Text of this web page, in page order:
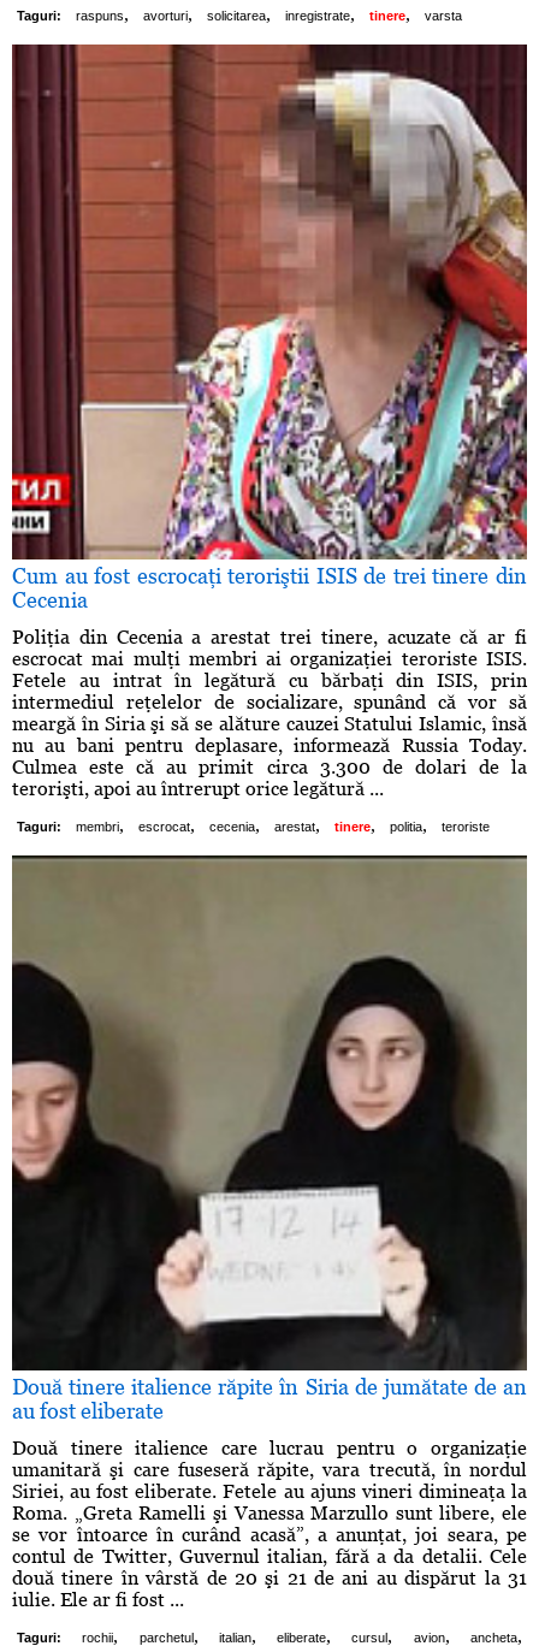
Taguri: raspuns, avorturi, solicitarea, inregistrate, tinere, varsta
Cum au fost escrocaţi teroriştii ISIS de trei tinere din
Cecenia
Poliţia din Cecenia a arestat trei tinere, acuzate că ar fi
escrocat mai mulţi membri ai organizaţiei teroriste ISIS.
Fetele au intrat în legătură cu bărbaţi din ISIS, prin
intermediul reţelelor de socializare, spunând că vor să
meargă în Siria şi să se alăture cauzei Statului Islamic, însă
nu au bani pentru deplasare, informează Russia Today.
Culmea este că au primit circa 3.300 de dolari de la
terorişti, apoi au întrerupt orice legătură ...
Taguri: membri, escrocat, cecenia, arestat, tinere, politia, teroriste
Două tinere italience răpite în Siria de jumătate de an
au fost eliberate
Două tinere italience care lucrau pentru o organizaţie
umanitară şi care fuseseră răpite, vara trecută, în nordul
Siriei, au fost eliberate. Fetele au ajuns vineri dimineaţa la
Roma. „Greta Ramelli şi Vanessa Marzullo sunt libere, ele
se vor întoarce în curând acasă”, a anunţat, joi seara, pe
contul de Twitter, Guvernul italian, fără a da detalii. Cele
două tinere în vârstă de 20 şi 21 de ani au dispărut la 31
iulie. Ele ar fi fost ...
Taguri: rochii, parchetul, italian, eliberate, cursul , avion, ancheta,